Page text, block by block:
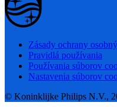
Zásady ochrany
Pravidlá používania
Používania súborov
Nastavenia súborov
© Koninklijke Philips N.V.,